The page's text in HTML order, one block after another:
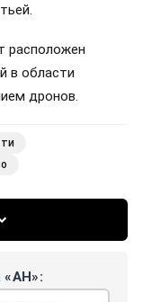
расположен
в области
дронов.
«АН»: